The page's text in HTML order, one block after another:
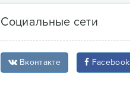
Социальные сети
Вконтакте Facebook